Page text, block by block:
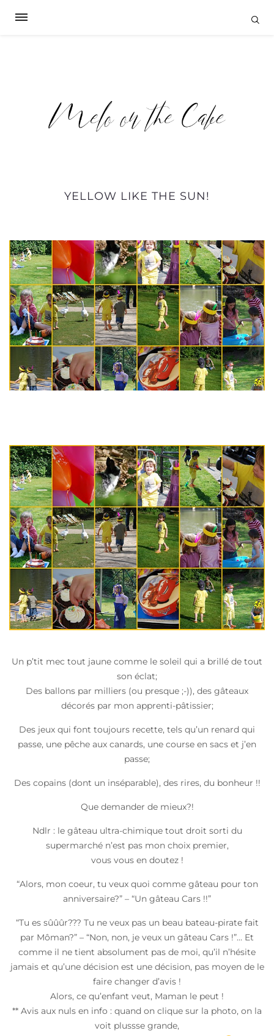
YELLOW LIKE THE SUN!
Un p’tit mec tout jaune comme le soleil qui a brillé de tout
son éclat;
Des ballons par milliers (ou presque ;-)), des gâteaux
décorés par mon apprenti-pâtissier;
Des jeux qui font toujours recette, tels qu’un renard qui
passe, une pêche aux canards, une course en sacs et j’en
passe;
Des copains (dont un inséparable), des rires, du bonheur !!
Que demander de mieux?!
Ndlr : le gâteau ultra-chimique tout droit sorti du
supermarché n’est pas mon choix premier,
vous vous en doutez !
“Alors, mon coeur, tu veux quoi comme gâteau pour ton
anniversaire?” – “Un gâteau Cars !!”
“Tu es sûûûr??? Tu ne veux pas un beau bateau-pirate fait
par Môman?” – “Non, non, je veux un gâteau Cars !”… Et
comme il ne tient absolument pas de moi, qu’il n’hésite
jamais et qu’une décision est une décision, pas moyen de le
faire changer d’avis !
Alors, ce qu’enfant veut, Maman le peut !
** Avis aux nuls en info : quand on clique sur la photo, on la
voit plussse grande,